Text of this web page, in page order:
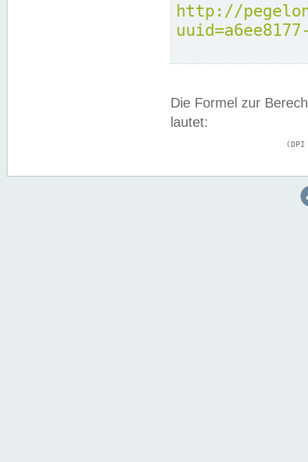
http://
Die Formel zur
lautet: